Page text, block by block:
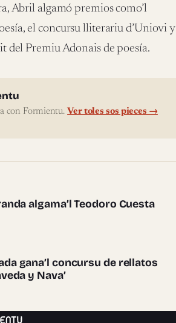
Abril algamó premios como’l
el concursu lliterariu d’Uniovi y
del Premiu Adonais de poesía.
con Formientu.Ver toles sos pieces →
pieces
algama’l Teodoro Cuesta
gana’l concursu de rellatos
y Nava’